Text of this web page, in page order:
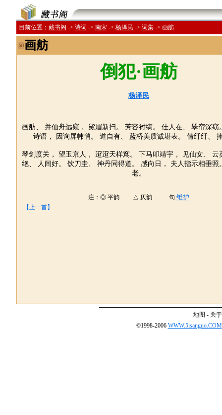
目前位置； 藏书阁 -> 诗词 -> 南宋 -> 杨泽民 -> 词集 -> 画舫
画舫
倒犯·画舫
杨泽民
画舫、 并仙舟远窥， 黛眉新扫。 芳容衬缟。 佳人在、 翠帘深窈
诗语， 因询屏帏悄。 道自有、 蓝桥美质诚堪表。 倩纤纤、
琴剑度关， 望玉京人， 迢迢天样窵。 下马叩靖宇， 见仙女、 云
绝、 人间好。 饮刀圭、 神丹同得道。 感向日， 夫人指示相垂照
老。
注：◎ 平韵 △ 仄韵 · 句 维护
【上一首】
地图 - 关
©1998-2006 WWW.5isanguo.COM